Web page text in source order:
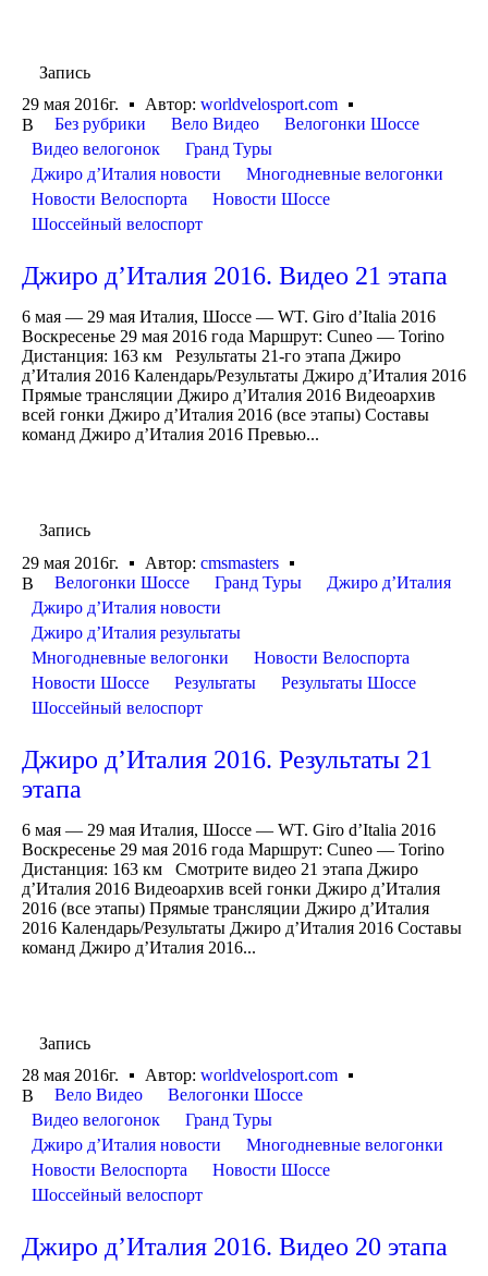
Запись
29 мая 2016г.
Автор: worldvelosport.com
В
Без рубрики Вело Видео
Велогонки Шоссе
Видео велогонок
Гранд Туры
Джиро д’Италия новости
Многодневные велогонки
Новости Велоспорта
Новости Шоссе
Шоссейный велоспорт
Джиро д’Италия 2016. Видео 21 этапа
6 мая — 29 мая Италия, Шоссе — WT. Giro d’Italia 2016
Воскресенье 29 мая 2016 года Маршрут: Cuneo — Torino
Дистанция: 163 км Результаты 21-го этапа Джиро
д’Италия 2016 Календарь/Результаты Джиро д’Италия 2016
Прямые трансляции Джиро д’Италия 2016 Видеоархив
всей гонки Джиро д’Италия 2016 (все этапы) Составы
команд Джиро д’Италия 2016 Превью...
Запись
29 мая 2016г.
Автор: cmsmasters
В
Велогонки Шоссе Гранд Туры
Джиро д’Италия
Джиро д’Италия новости
Джиро д’Италия результаты
Многодневные велогонки
Новости Велоспорта
Новости Шоссе
Результаты
Результаты Шоссе
Шоссейный велоспорт
Джиро д’Италия 2016. Результаты 21
этапа
6 мая — 29 мая Италия, Шоссе — WT. Giro d’Italia 2016
Воскресенье 29 мая 2016 года Маршрут: Cuneo — Torino
Дистанция: 163 км Смотрите видео 21 этапа Джиро
д’Италия 2016 Видеоархив всей гонки Джиро д’Италия
2016 (все этапы) Прямые трансляции Джиро д’Италия
2016 Календарь/Результаты Джиро д’Италия 2016 Составы
команд Джиро д’Италия 2016...
Запись
28 мая 2016г.
Автор: worldvelosport.com
В
Вело Видео
Велогонки Шоссе
Видео велогонок
Гранд Туры
Джиро д’Италия новости
Многодневные велогонки
Новости Велоспорта
Новости Шоссе
Шоссейный велоспорт
Джиро д’Италия 2016. Видео 20 этапа